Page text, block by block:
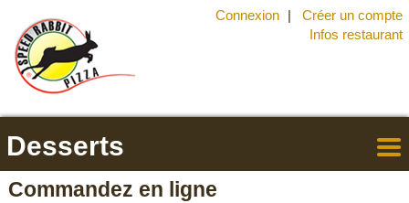
Connexion
Créer un compte
Infos restaurant
Desserts
Commandez en ligne